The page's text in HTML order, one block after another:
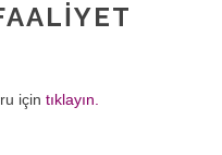
için tıklayın.